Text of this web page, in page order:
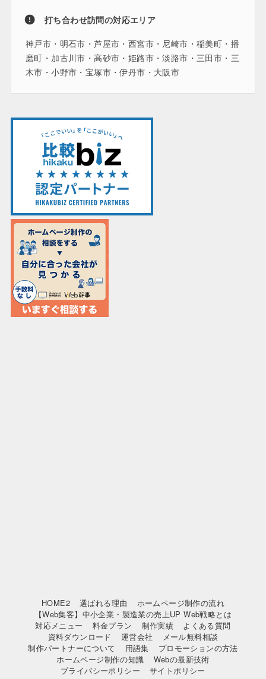
打ち合わせ訪問の対応エリア
神戸市・明石市・芦屋市・西宮市・尼崎市・稲美町・播
磨町・加古川市・高砂市・姫路市・淡路市・三田市・三
木市・小野市・宝塚市・伊丹市・大阪市
HOME2 選ばれる理由
ホームページ制作の流れ
【Web集客】中小企業・製造業の売上UP Web戦略とは
対応メニュー
料金プラン 制作実績
よくある質問
資料ダウンロード
運営会社
メール無料相談
制作パートナーについて
用語集
プロモーションの方法
ホームページ制作の知識
Webの最新技術
プライバシーポリシー
サイトポリシー